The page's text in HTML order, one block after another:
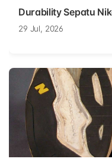
Durability Sepatu
29 Jul, 2026